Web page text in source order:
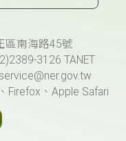
區南海路45號
3126 TANET
Firefox、Apple Safari